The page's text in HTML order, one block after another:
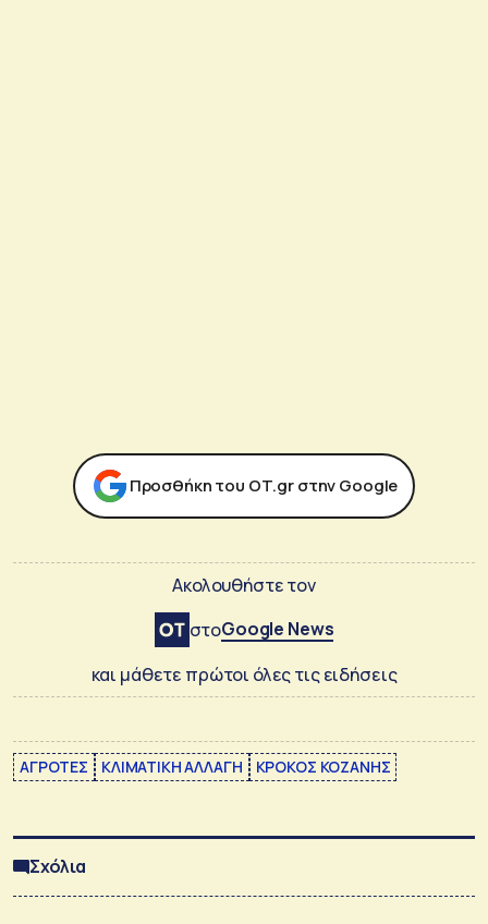
Προσθήκη του ΟΤ.gr στην Google
Ακολουθήστε τον
στοGoogle News
και μάθετε πρώτοι όλες τις ειδήσεις
ΑΓΡΟΤΕΣ ΚΛΙΜΑΤΙΚΗ ΑΛΛΑΓΗ ΚΡΟΚΟΣ ΚΟΖΑΝΗΣ
Σχόλια